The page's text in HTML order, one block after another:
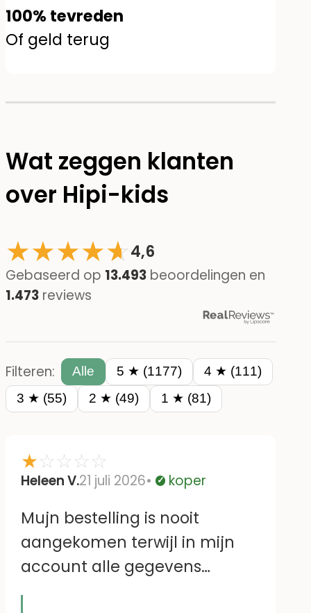
100% tevreden
Of geld terug
Wat zeggen klanten
over Hipi-kids
★★★★☆
★4,6
Gebaseerd op 13.493 beoordelingen en
1.473 reviews
Filteren: Alle 5 ★ (1177)
4 ★ (111)
3 ★ (55)
2 ★ (49) 1 ★ (81)
★☆☆☆☆
Heleen V.21 juli 2026 Geverifieerd
koper
Mujn bestelling is nooit
aangekomen terwijl in mijn
account alle gegevens
kloppen.Ik heb ook al eerder